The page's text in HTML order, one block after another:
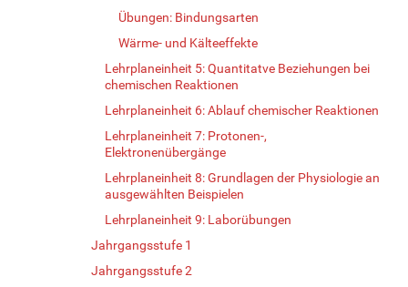
Übungen: Bindungsarten
Wärme- und Kälteeffekte
Lehrplaneinheit 5: Quantitatve Beziehungen bei
chemischen Reaktionen
Lehrplaneinheit 6: Ablauf chemischer Reaktionen
Lehrplaneinheit 7: Protonen-,
Elektronenübergänge
Lehrplaneinheit 8: Grundlagen der Physiologie an
ausgewählten Beispielen
Lehrplaneinheit 9: Laborübungen
Jahrgangsstufe 1
Jahrgangsstufe 2